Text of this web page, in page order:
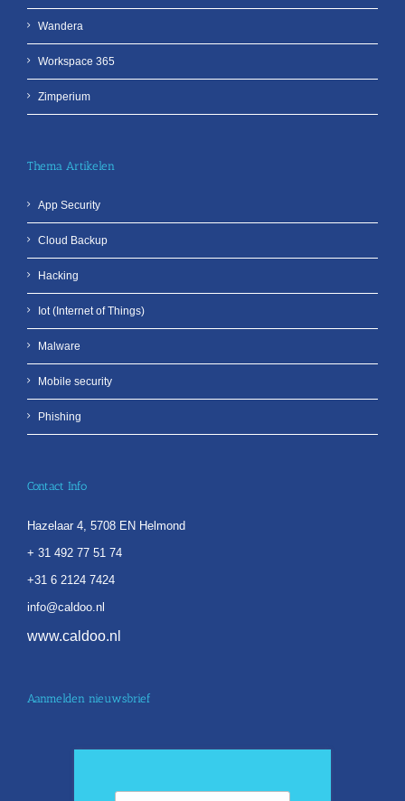
Wandera
Workspace 365
Zimperium
Thema Artikelen
App Security
Cloud Backup
Hacking
Iot (Internet of Things)
Malware
Mobile security
Phishing
Contact Info
Hazelaar 4, 5708 EN Helmond
+ 31 492 77 51 74
+31 6 2124 7424
info@caldoo.nl
www.caldoo.nl
Aanmelden nieuwsbrief